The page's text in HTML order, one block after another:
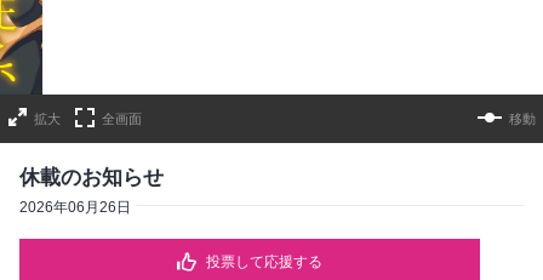
拡大 全画面 移動
休載のお知らせ
2026年06月26日
投票して応援する